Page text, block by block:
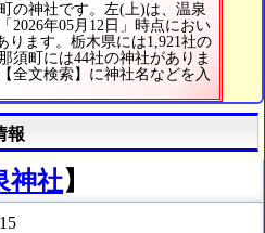
の神社です。左(上)は、温泉
2026年05月12日」時点におい
ります。栃木県には1,921社の
須町には44社の神社がありま
全文検索】に神社名などを入
報
神社】